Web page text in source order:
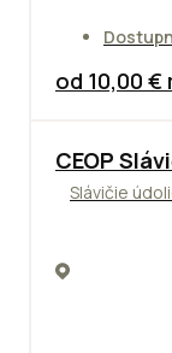
od 10,00 €
CEOP
Slávičie